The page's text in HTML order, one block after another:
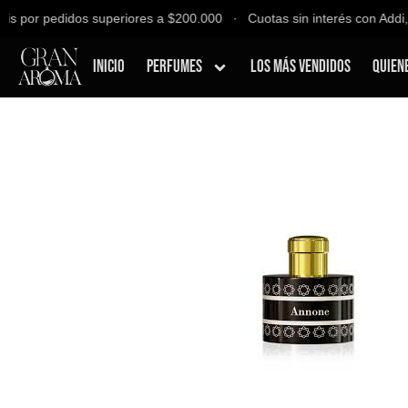
pedidos superiores a $200.000 ∙ Cuotas sin interés con Addi,
Inicio Perfumes Los Más Vendidos